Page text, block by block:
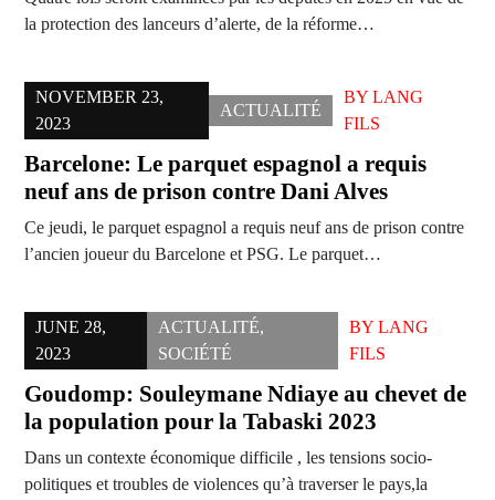
la protection des lanceurs d’alerte, de la réforme…
NOVEMBER 23,
2023
ACTUALITÉ
BY LANG
FILS
Barcelone: Le parquet espagnol a requis
neuf ans de prison contre Dani Alves
Ce jeudi, le parquet espagnol a requis neuf ans de prison contre
l’ancien joueur du Barcelone et PSG. Le parquet…
JUNE 28,
2023
ACTUALITÉ,
SOCIÉTÉ
BYLANG
FILS
Goudomp: Souleymane Ndiaye au chevet de
la population pour la Tabaski 2023
Dans un contexte économique difficile , les tensions socio-
politiques et troubles de violences qu’à traverser le pays,la